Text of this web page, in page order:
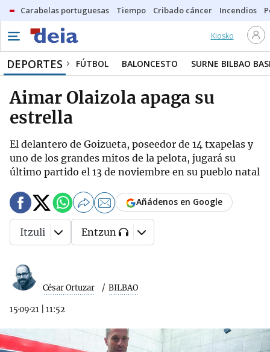
Carabelas portuguesas Tiempo Cribado cáncer Incendios
Kiosko
DEPORTES FÚTBOL BALONCESTO SURNE BILBAO
Aimar Olaizola apaga su
estrella
El delantero de Goizueta, poseedor de 14 txapelas y
uno de los grandes mitos de la pelota, jugará su
último partido el 13 de noviembre en su pueblo natal
César Ortuzar BILBAO
15·09·21 11:52
Añádenos en Google
Itzuli Entzun